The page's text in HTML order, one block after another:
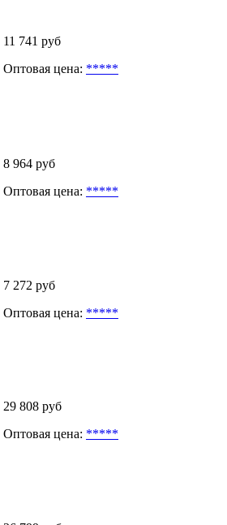
11 741 руб
Оптовая цена: *****
8 964 руб
Оптовая цена: *****
7 272 руб
Оптовая цена: *****
29 808 руб
Оптовая цена: *****